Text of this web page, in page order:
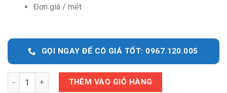
Đơn giá / mét
GỌI NGAY ĐỂ CÓ GIÁ TỐT: 0967.120.005
Quantity THÊM VÀO GIỎ HÀNG